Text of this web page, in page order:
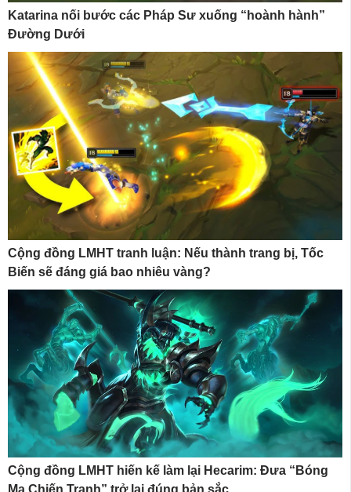
Katarina nối bước các Pháp Sư xuống “hoành hành”
Đường Dưới
Cộng đồng LMHT tranh luận: Nếu thành trang bị, Tốc
Biến sẽ đáng giá bao nhiêu vàng?
Cộng đồng LMHT hiến kế làm lại Hecarim: Đưa “Bóng
Ma Chiến Tranh” trở lại đúng bản sắc